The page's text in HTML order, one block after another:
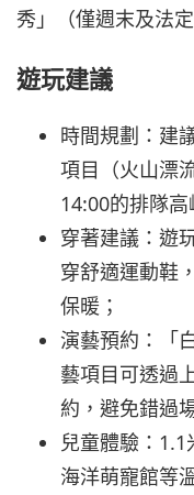
秀」（僅週末及法
遊玩建議
時間規劃：建
項目（火山漂
14:00的排隊高
穿著建議：遊
穿舒適運動鞋
保暖；
演藝預約：「
藝項目可透過
約，避免錯過
兒童體驗：1.1
海洋萌寵館等